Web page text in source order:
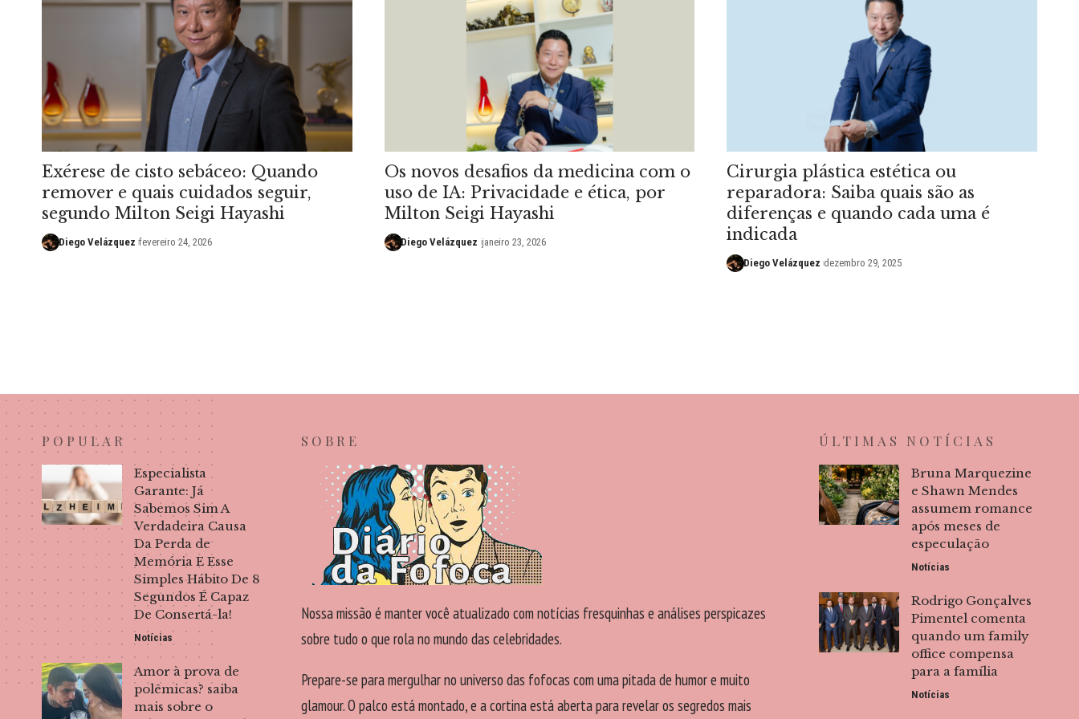
Exérese de cisto sebáceo: Quando
remover e quais cuidados seguir,
segundo Milton Seigi Hayashi
Diego Velázquez fevereiro 24, 2026
Os novos desafios da medicina com o
uso de IA: Privacidade e ética, por
Milton Seigi Hayashi
Diego Velázquez janeiro 23, 2026
Cirurgia plástica estética ou
reparadora: Saiba quais são as
diferenças e quando cada uma é
indicada
Diego Velázquez dezembro 29, 2025
POPULAR
Especialista
Garante: Já
Sabemos Sim A
Verdadeira Causa
Da Perda de
Memória E Esse
Simples Hábito De 8
Segundos É Capaz
De Consertá-la!
Notícias
Amor à prova de
polêmicas? saiba
mais sobre o
SOBRE
Nossa missão é manter você atualizado com notícias fresquinhas e análises perspicazes
sobre tudo o que rola no mundo das celebridades.
Prepare-se para mergulhar no universo das fofocas com uma pitada de humor e muito
glamour. O palco está montado, e a cortina está aberta para revelar os segredos mais
ÚLTIMAS NOTÍCIAS
Bruna Marquezine
e Shawn Mendes
assumem romance
após meses de
especulação
Notícias
Rodrigo Gonçalves
Pimentel comenta
quando um family
office compensa
para a família
Notícias